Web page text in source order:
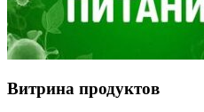
Витрина продуктов